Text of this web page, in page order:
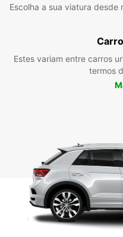
Escolha a sua viatura desde
Estes variam entre carros
termos